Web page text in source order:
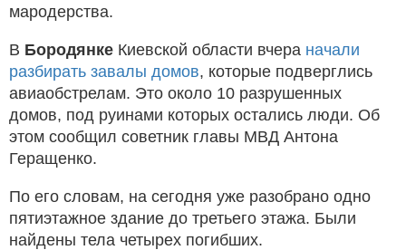
мародерства.
В Бородянке Киевской области вчера начали
разбирать завалы домов, которые подверглись
авиаобстрелам. Это около 10 разрушенных
домов, под руинами которых остались люди. Об
этом сообщил советник главы МВД Антона
Геращенко.
По его словам, на сегодня уже разобрано одно
пятиэтажное здание до третьего этажа. Были
найдены тела четырех погибших.